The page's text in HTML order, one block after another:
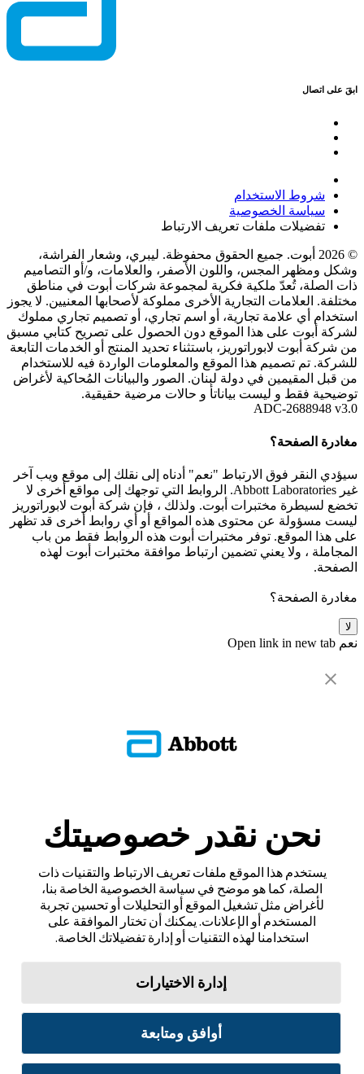
ابقَ على اتصال
شروط الاستخدام
سياسة الخصوصية
تفضيلات ملفات تعريف الارتباط
© 2026 أبوت. جميع الحقوق محفوظة. ليبري، وشعار الفراشة،
وشكل ومظهر المجس، واللون الأصفر، والعلامات، و/أو التصاميم
ذات الصلة، تُعدّ ملكية فكرية لمجموعة شركات أبوت في مناطق
مختلفة. العلامات التجارية الأخرى مملوكة لأصحابها المعنيين. لا يجوز
استخدام أي علامة تجارية، أو اسم تجاري، أو تصميم تجاري مملوك
لشركة أبوت على هذا الموقع دون الحصول على تصريح كتابي مسبق
من شركة أبوت لابوراتوريز، باستثناء تحديد المنتج أو الخدمات التابعة
للشركة. تم تصميم هذا الموقع والمعلومات الواردة فيه للاستخدام
من قبل المقيمين في دولة لبنان. الصور والبيانات المُحاكية لأغراض
توضيحية فقط و ليست بياناتأ و حالات مرضية حقيقية.
ADC-2688948 v3.0
مغادرة الصفحة؟
سيؤدي النقر فوق الارتباط "نعم" أدناه إلى نقلك إلى موقع ويب آخر
غير Abbott Laboratories. الروابط التي توجهك إلى مواقع أخرى لا
تخضع لسيطرة مختبرات أبوت. ولذلك ، فإن شركة أبوت لابوراتوريز
ليست مسؤولة عن محتوى هذه المواقع أو أي روابط أخرى قد تظهر
على هذا الموقع. توفر مختبرات أبوت هذه الروابط فقط من باب
المجاملة ، ولا يعني تضمين ارتباط موافقة مختبرات أبوت لهذه
الصفحة.
مغادرة الصفحة؟
لا
نعم Open link in new tab
نحن نقدر خصوصيتك
يستخدم هذا الموقع ملفات تعريف الارتباط والتقنيات ذات
الصلة، كما هو موضح في سياسة الخصوصية الخاصة بنا،
لأغراض مثل تشغيل الموقع أو التحليلات أو تحسين تجربة
المستخدم أو الإعلانات. يمكنك أن تختار الموافقة على
استخدامنا لهذه التقنيات أو إدارة تفضيلاتك الخاصة.
إدارة الاختيارات
أوافق ومتابعة